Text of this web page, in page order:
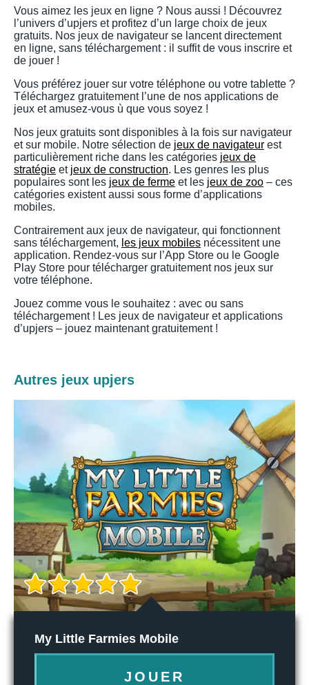
Vous aimez les jeux en ligne ? Nous aussi ! Découvrez
l’univers d’upjers et profitez d’un large choix de jeux
gratuits. Nos jeux de navigateur se lancent directement
en ligne, sans téléchargement : il suffit de vous inscrire et
de jouer !
Vous préférez jouer sur votre téléphone ou votre tablette ?
Téléchargez gratuitement l’une de nos applications de
jeux et amusez-vous ù que vous soyez !
Nos jeux gratuits sont disponibles à la fois sur navigateur
et sur mobile. Notre sélection de jeux de navigateur est
particulièrement riche dans les catégories jeux de
stratégie et jeux de construction. Les genres les plus
populaires sont les jeux de ferme et les jeux de zoo – ces
catégories existent aussi sous forme d’applications
mobiles.
Contrairement aux jeux de navigateur, qui fonctionnent
sans téléchargement, les jeux mobiles nécessitent une
application. Rendez-vous sur l’App Store ou le Google
Play Store pour télécharger gratuitement nos jeux sur
votre téléphone.
Jouez comme vous le souhaitez : avec ou sans
téléchargement ! Les jeux de navigateur et applications
d’upjers – jouez maintenant gratuitement !
Autres jeux upjers
My Little Farmies Mobile
JOUER